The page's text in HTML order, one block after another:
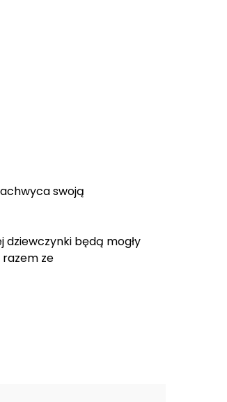
swoją
dziewczynki będą mogły
razem ze